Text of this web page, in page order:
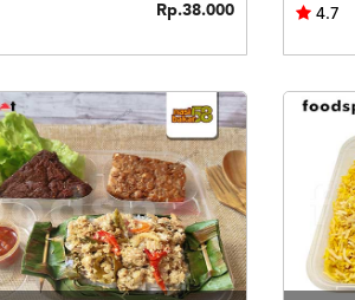
Rp.38.000 4.7